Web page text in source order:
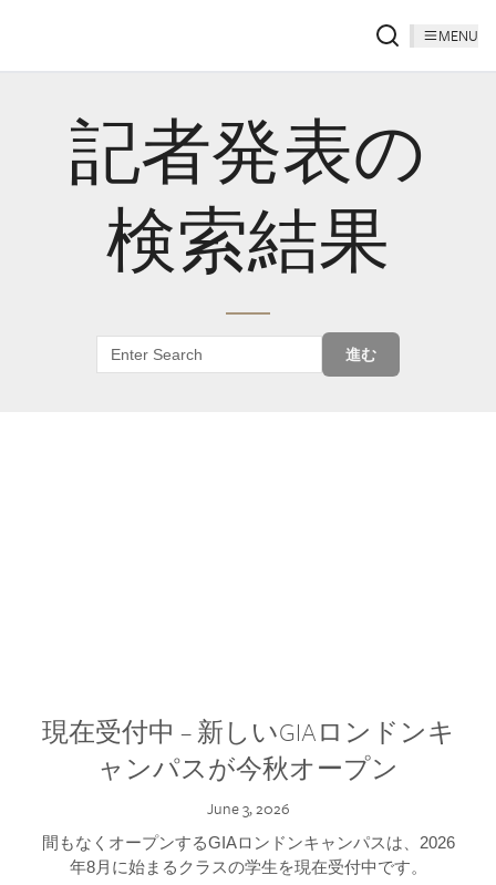
MENU
記者発表の
検索結果
進む
現在受付中 – 新しいGIAロンドンキ
ャンパスが今秋オープン
June 3, 2026
間もなくオープンするGIAロンドンキャンパスは、2026
年8月に始まるクラスの学生を現在受付中です。